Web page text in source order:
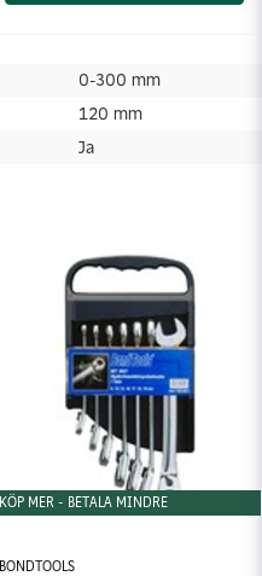
0-300 mm
120 mm
Ja
KÖP MER - BETALA MINDRE
BONDTOOLS